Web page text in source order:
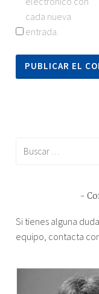
cada nueva
entrada.
Si tienes alguna
equipo, contacta